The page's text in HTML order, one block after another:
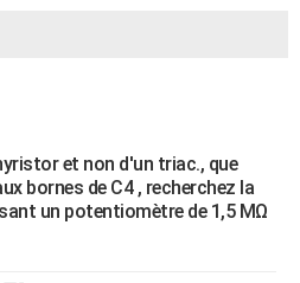
et non d'un triac., que
bornes de C4 , recherchez la
un potentiomètre de 1,5 MΩ